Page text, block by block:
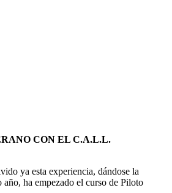
CON EL C.A.L.L.
ya esta experiencia, dándose la
ha empezado el curso de Piloto